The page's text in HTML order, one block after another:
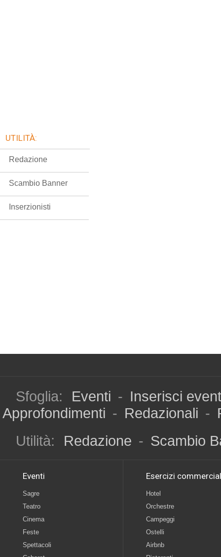
UTILITÀ:
Redazione
Scambio Banner
Inserzionisti
Sfoglia: Eventi - Inserisci
Approfondimenti - Redazionali -
Utilità:
Redazione - Scambio
Eventi
Sagre
Teatro
Cinema
Feste
Spettacoli
Esercizi
Hotel
Orchestre
Campeggi
Ostelli
Airbnb